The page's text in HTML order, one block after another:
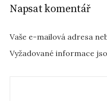
Napsat komentář
Vaše e-mailová adresa
Vyžadované informace